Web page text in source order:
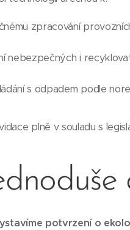
zpracování
nebezpečných i
s odpadem podle
plně v souladu s
potvrzení o